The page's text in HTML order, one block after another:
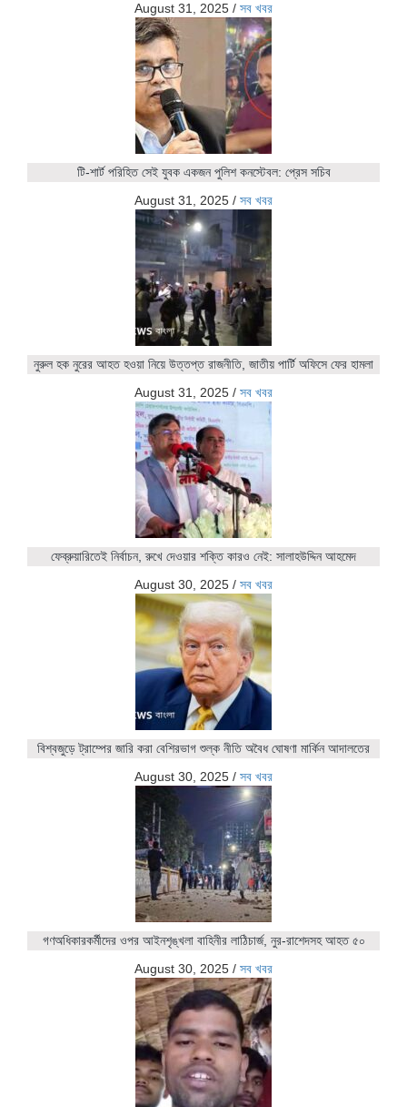
August 31, 2025 / সব খবর
টি-শার্ট পরিহিত সেই যুবক একজন পুলিশ কনস্টেবল: প্রেস সচিব
August 31, 2025 / সব খবর
নুরুল হক নুরের আহত হওয়া নিয়ে উত্তপ্ত রাজনীতি, জাতীয় পার্টি অফিসে ফের হামলা
August 31, 2025 / সব খবর
ফেব্রুয়ারিতেই নির্বাচন, রুখে দেওয়ার শক্তি কারও নেই: সালাহউদ্দিন আহমেদ
August 30, 2025 / সব খবর
বিশ্বজুড়ে ট্রাম্পের জারি করা বেশিরভাগ শুল্ক নীতি অবৈধ ঘোষণা মার্কিন আদালতের
August 30, 2025 / সব খবর
গণঅধিকারকর্মীদের ওপর আইনশৃঙ্খলা বাহিনীর লাঠিচার্জ, নুর-রাশেদসহ আহত ৫০
August 30, 2025 / সব খবর